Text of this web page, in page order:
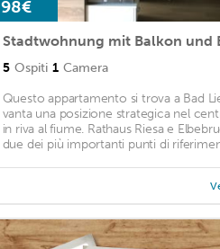
98€
5 Ospiti 1 Camera
Questo appartamento si trova a Bad
vanta una posizione strategica nel
in riva al fiume. Rathaus Riesa e
due dei più importanti punti di